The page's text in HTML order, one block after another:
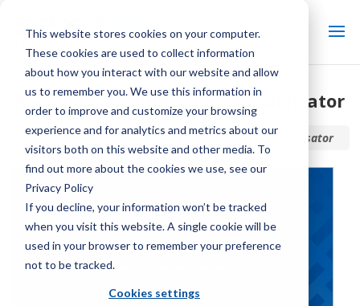
This website stores cookies on your computer.
These cookies are used to collect information
about how you interact with our website and allow
us to remember you. We use this information in
order to improve and customize your browsing
experience and for analytics and metrics about our
visitors both on this website and other media. To
find out more about the cookies we use, see our
Privacy Policy
If you decline, your information won’t be tracked
when you visit this website. A single cookie will be
used in your browser to remember your preference
not to be tracked.
Cookies settings
Recold LC Verdunstungskondensator
Startseite / Bibliothek /Recold LC Verdunstungskondensator